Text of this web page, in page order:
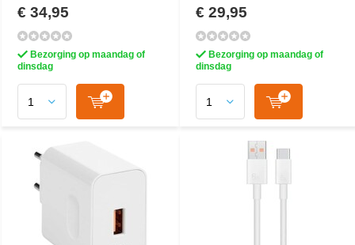
€ 34,95
Bezorging op maandag of
dinsdag
€ 29,95
Bezorging op maandag of
dinsdag